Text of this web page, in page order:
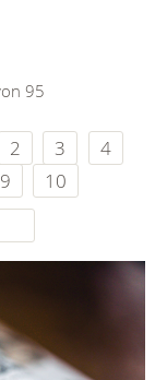
95
2 3
4
9
10